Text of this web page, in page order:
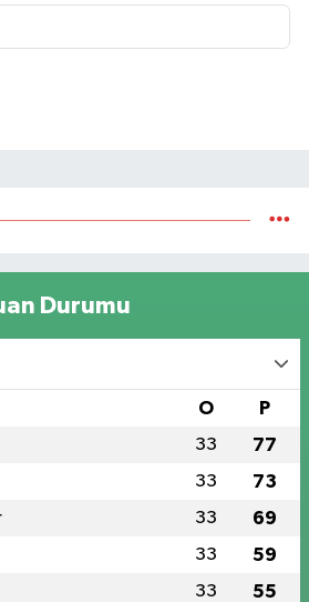
Durumu
O P
33 77
33 73
33 69
33 59
33 55